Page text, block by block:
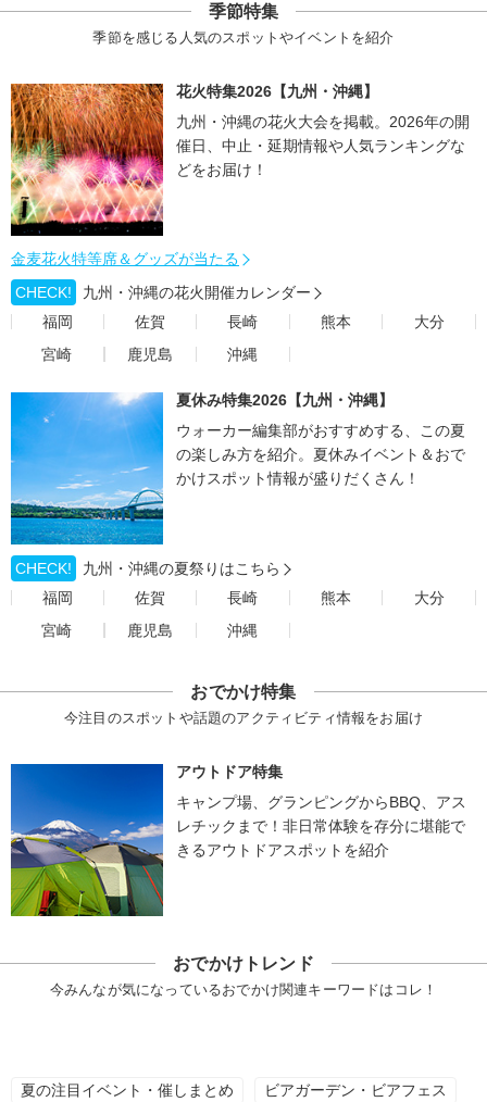
季節特集
季節を感じる人気のスポットやイベントを紹介
花火特集2026【九州・沖縄】
九州・沖縄の花火大会を掲載。2026年の開
催日、中止・延期情報や人気ランキングな
どをお届け！
金麦花火特等席＆グッズが当たる
CHECK!
九州・沖縄の花火開催カレンダー
福岡
佐賀 長崎 熊本
大分
宮崎
鹿児島 沖縄
夏休み特集2026【九州・沖縄】
ウォーカー編集部がおすすめする、この夏
の楽しみ方を紹介。夏休みイベント＆おで
かけスポット情報が盛りだくさん！
CHECK!
九州・沖縄の夏祭りはこちら
福岡
佐賀 長崎 熊本
大分
宮崎
鹿児島 沖縄
おでかけ特集
今注目のスポットや話題のアクティビティ情報をお届け
アウトドア特集
キャンプ場、グランピングからBBQ、アス
レチックまで！非日常体験を存分に堪能で
きるアウトドアスポットを紹介
おでかけトレンド
今みんなが気になっているおでかけ関連キーワードはコレ！
夏の注目イベント・催しまとめ ビアガーデン・ビアフェス